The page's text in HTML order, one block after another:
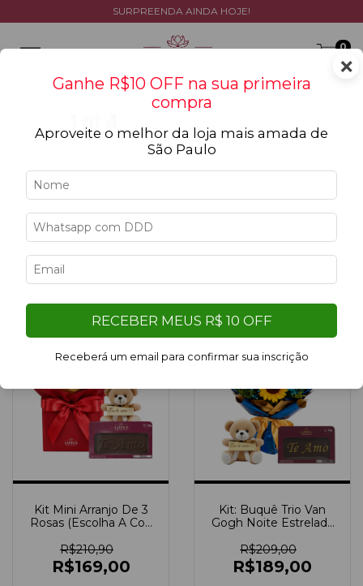
SURPREENDA AINDA HOJE!
0
Combo Perfeito
Filtrar
20%
Kit Mini Arranjo De 3
Rosas (Escolha A Cor)
Chocolate Te Amo
R$210,90
R$169,00
10%
OFF
Kit: Buquê Trio Van
Gogh Noite Estrelada
Chocolate Te Amo
R$209,00
R$189,00
×
Ganhe R$10 OFF na sua primeira
compra
Aproveite o melhor da loja mais amada de
São Paulo
RECEBER MEUS R$ 10 OFF
Receberá um email para confirmar sua inscrição